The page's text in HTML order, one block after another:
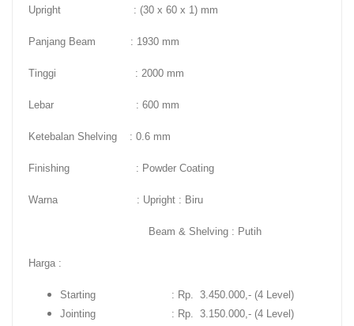
Upright : (30 x 60 x 1) mm
Panjang Beam : 1930 mm
Tinggi : 2000 mm
Lebar : 600 mm
Ketebalan Shelving : 0.6 mm
Finishing : Powder Coating
Warna : Upright : Biru
Beam & Shelving : Putih
Harga :
Starting : Rp. 3.450.000,- (4 Level)
Jointing : Rp. 3.150.000,- (4 Level)